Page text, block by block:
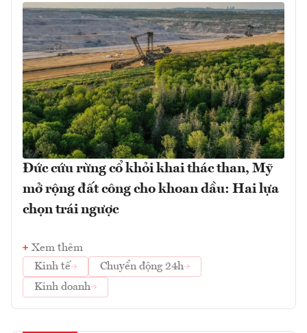
Đức cứu rừng cổ khỏi khai thác than, Mỹ
mở rộng đất công cho khoan dầu: Hai lựa
chọn trái ngược
Xem thêm
Kinh tế
Chuyển động 24h
Kinh doanh